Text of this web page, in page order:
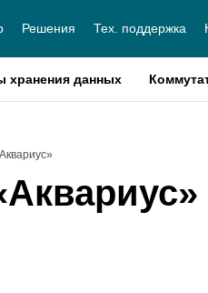
Решения Тех. поддержка
хранения данных